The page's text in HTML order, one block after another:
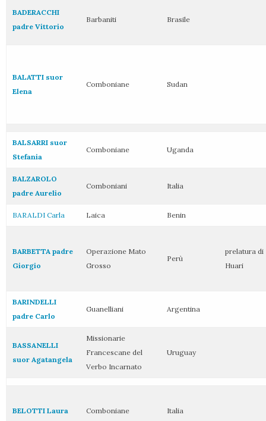
BADERACCHI
padre Vittorio
Barbaniti Brasile
BALATTI suor
Elena
Comboniane Sudan
BALSARRI suor
Stefania
Comboniane Uganda
BALZAROLO
padre Aurelio
Comboniani Italia
BARALDI Carla Laica Benin
BARBETTA padre
Giorgio
Operazione Mato
Grosso
Perù
prelatura di
Huari
BARINDELLI
padre Carlo
Guanelliani Argentina
BASSANELLI
suor Agatangela
Missionarie
Francescane del
Verbo Incarnato
Uruguay
BELOTTI Laura Comboniane Italia